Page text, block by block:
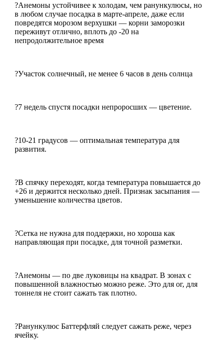
?Анемоны устойчивее к холодам, чем ранункулюсы, но
в любом случае посадка в марте-апреле, даже если
повредятся морозом верхушки — корни заморозки
переживут отлично, вплоть до -20 на
непродолжительное время
?Участок солнечный, не менее 6 часов в день солнца
?7 недель спустя посадки непроросших — цветение.
?10-21 градусов — оптимальная температура для
развития.
?В спячку переходят, когда температура повышается до
+26 и держится несколько дней. Признак засыпания —
уменьшение количества цветов.
?Сетка не нужна для поддержки, но хороша как
направляющая при посадке, для точной разметки.
?Анемоны — по две луковицы на квадрат. В зонах с
повышенной влажностью можно реже. Это для ог, для
тоннеля не стоит сажать так плотно.
?Ранункулюс Баттерфляй следует сажать реже, через
ячейку.